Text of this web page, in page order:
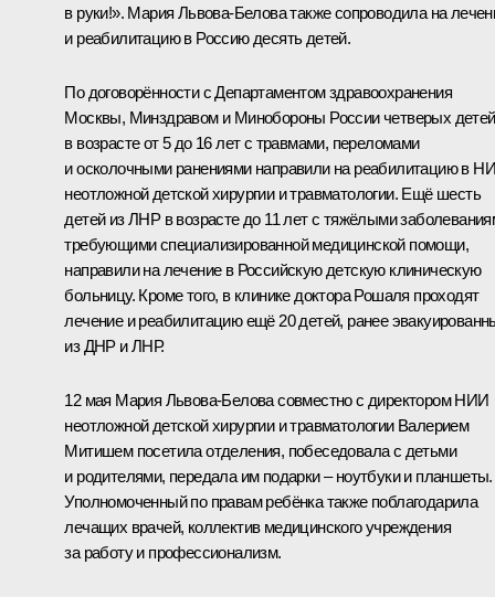
в руки!». Мария Львова-Белова также сопроводила на
и реабилитацию в Россию десять детей.
По договорённости с Департаментом здравоохранения
Москвы, Минздравом и Минобороны России четверых детей
в возрасте от 5 до 16 лет с травмами, переломами
и осколочными ранениями направили на реабилитацию в
неотложной детской хирургии и травматологии. Ещё шесть
детей из ЛНР в возрасте до 11 лет с тяжёлыми
требующими специализированной медицинской помощи,
направили на лечение в Российскую детскую клиническую
больницу. Кроме того, в клинике доктора Рошаля проходят
лечение и реабилитацию ещё 20 детей, ранее
из ДНР и ЛНР.
12 мая Мария Львова-Белова совместно с директором НИИ
неотложной детской хирургии и травматологии Валерием
Митишем посетила отделения, побеседовала с детьми
и родителями, передала им подарки – ноутбуки и планшеты.
Уполномоченный по правам ребёнка также поблагодарила
лечащих врачей, коллектив медицинского учреждения
за работу и профессионализм.